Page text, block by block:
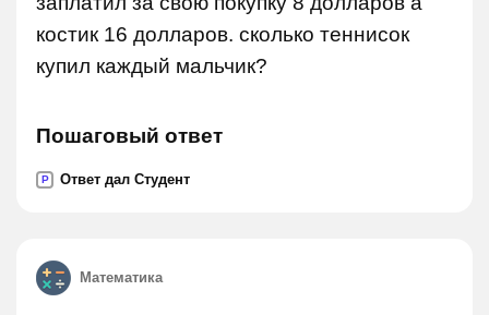
костик 16 долларов. сколько теннисок
купил каждый мальчик?
Пошаговый ответ
P Ответ дал Студент
Математика